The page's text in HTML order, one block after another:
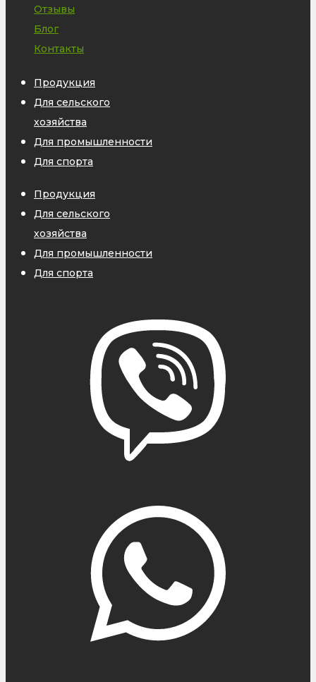
Отзывы
Блог
Контакты
Продукция
Для сельского
хозяйства
Для промышленности
Для спорта
Продукция
Для сельского
хозяйства
Для промышленности
Для спорта